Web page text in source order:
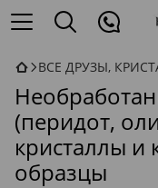
ВСЕ ДРУЗЫ,
(перидот,
кристаллы и
образцы